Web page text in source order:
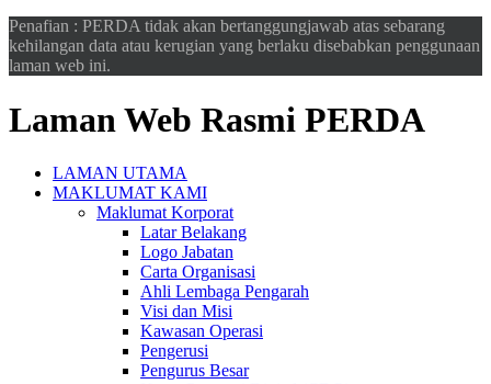
Penafian : PERDA tidak akan bertanggungjawab atas sebarang
kehilangan data atau kerugian yang berlaku disebabkan penggunaan
laman web ini.
Laman Web Rasmi PERDA
LAMAN UTAMA
MAKLUMAT KAMI
Maklumat Korporat
Latar Belakang
Logo Jabatan
Carta Organisasi
Ahli Lembaga Pengarah
Visi dan Misi
Kawasan Operasi
Pengerusi
Pengurus Besar